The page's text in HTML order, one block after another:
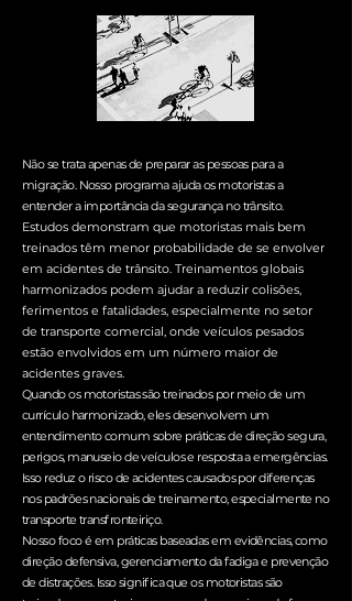
Não se trata apenas de preparar as pessoas para a
migração. Nosso programa ajuda os motoristas a
entender a importância da segurança no trânsito.
Estudos demonstram que motoristas mais bem
treinados têm menor probabilidade de se envolver
em acidentes de trânsito. Treinamentos globais
harmonizados podem ajudar a reduzir colisões,
ferimentos e fatalidades, especialmente no setor
de transporte comercial, onde veículos pesados
estão envolvidos em um número maior de
acidentes graves.
Quando os motoristas são treinados por meio de um
currículo harmonizado, eles desenvolvem um
entendimento comum sobre práticas de direção segura,
perigos, manuseio de veículos e resposta a emergências.
Isso reduz o risco de acidentes causados por diferenças
nos padrões nacionais de treinamento, especialmente no
transporte transfronteiriço.
Nosso foco é em práticas baseadas em evidências, como
direção defensiva, gerenciamento da fadiga e prevenção
de distrações. Isso significa que os motoristas são